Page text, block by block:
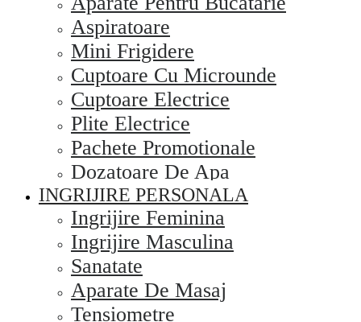
Aspiratoare
Mini Frigidere
Cuptoare Cu Microunde
Cuptoare Electrice
Plite Electrice
Pachete Promotionale
Dozatoare De Apa
INGRIJIRE PERSONALA
Ingrijire Feminina
Ingrijire Masculina
Sanatate
Aparate De Masaj
Tensiometre